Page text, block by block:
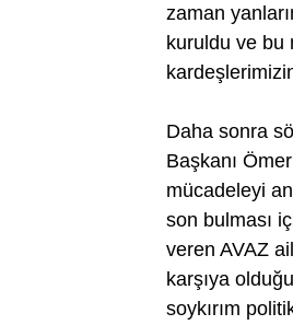
zaman
kuruldu ve bu
Daha sonra
Başkanı
mücadeleyi
son bulması
veren AVAZ
karşıya
soykırım